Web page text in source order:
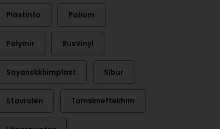
Plastinfo Poliom
Polymir RusVinyl
Sayanskkhimplast Sibur
Stavrolen Tomskneftekhim